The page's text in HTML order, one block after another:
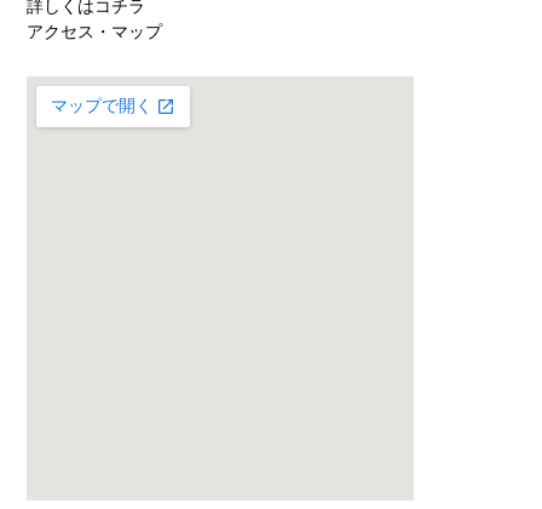
詳しくはコチラ
アクセス・マップ